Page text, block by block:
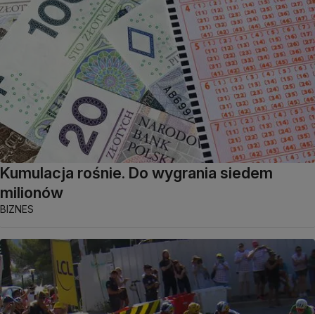
Kumulacja rośnie. Do wygrania siedem
milionów
BIZNES